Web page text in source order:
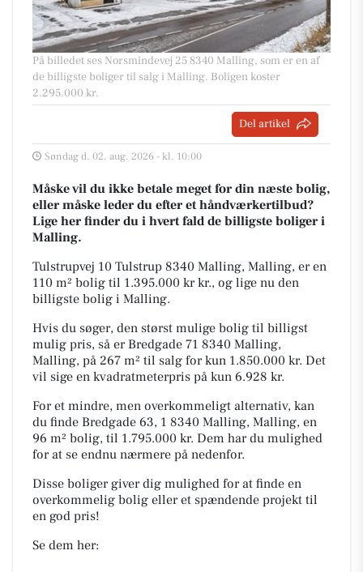
På billedet ses Norsmindevej 25 8340 Malling, som er en af
de billigste boliger til salg i Malling. Boligen koster
2.295.000 kr.
Del artikel
Søndag d. 02. aug. 2026 - kl. 10:00
Måske vil du ikke betale meget for din næste bolig,
eller måske leder du efter et håndværkertilbud?
Lige her finder du i hvert fald de billigste boliger i
Malling.
Tulstrupvej 10 Tulstrup 8340 Malling, Malling, er en
110 m² bolig til 1.395.000 kr kr., og lige nu den
billigste bolig i Malling.
Hvis du søger, den størst mulige bolig til billigst
mulig pris, så er Bredgade 71 8340 Malling,
Malling, på 267 m² til salg for kun 1.850.000 kr. Det
vil sige en kvadratmeterpris på kun 6.928 kr.
For et mindre, men overkommeligt alternativ, kan
du finde Bredgade 63, 1 8340 Malling, Malling, en
96 m² bolig, til 1.795.000 kr. Dem har du mulighed
for at se endnu nærmere på nedenfor.
Disse boliger giver dig mulighed for at finde en
overkommelig bolig eller et spændende projekt til
en god pris!
Se dem her: